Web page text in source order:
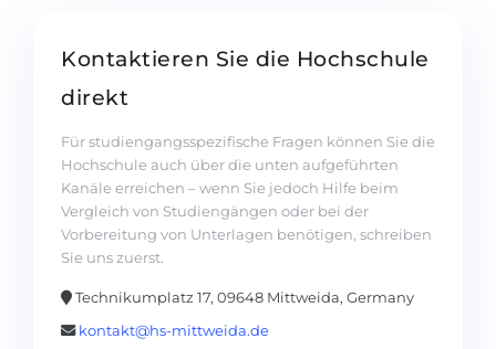
Kontaktieren Sie die Hochschule
direkt
Für studiengangsspezifische Fragen können Sie die
Hochschule auch über die unten aufgeführten
Kanäle erreichen – wenn Sie jedoch Hilfe beim
Vergleich von Studiengängen oder bei der
Vorbereitung von Unterlagen benötigen, schreiben
Sie uns zuerst.
Technikumplatz 17, 09648 Mittweida, Germany
kontakt@hs-mittweida.de